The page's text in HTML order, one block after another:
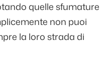
quelle sfumature
non puoi
la loro strada di